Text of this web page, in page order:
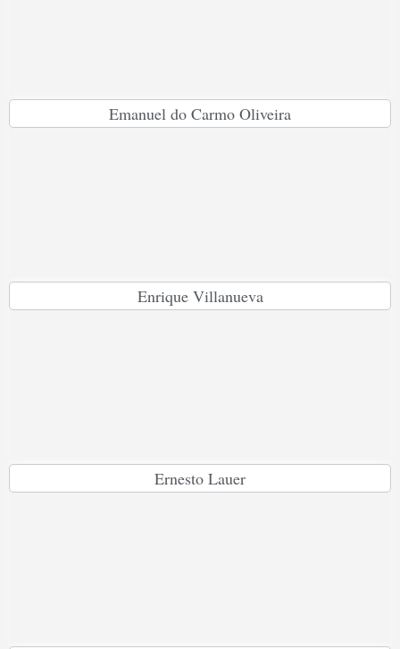
Emanuel do Carmo Oliveira
Enrique Villanueva
Ernesto Lauer